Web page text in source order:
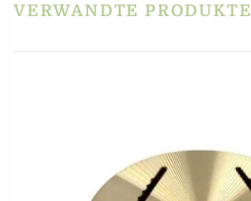
VERWANDTE PRODUKTE